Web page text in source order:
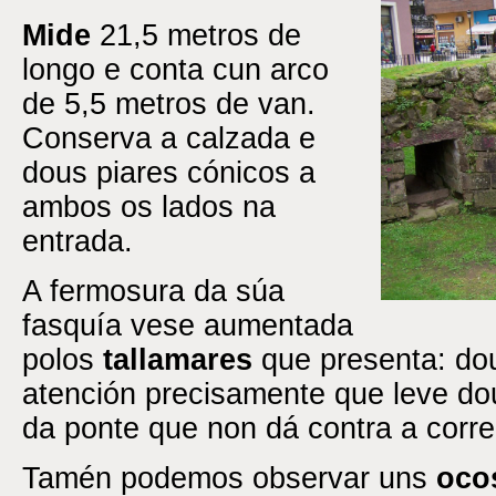
Mide 21,5 metros de
longo e conta cun arco
de 5,5 metros de van.
Conserva a calzada e
dous piares cónicos a
ambos os lados na
entrada.
A fermosura da súa
fasquía vese aumentada
polos tallamares que presenta:
atención precisamente que leve
da ponte que non dá contra a
Tamén podemos observar uns